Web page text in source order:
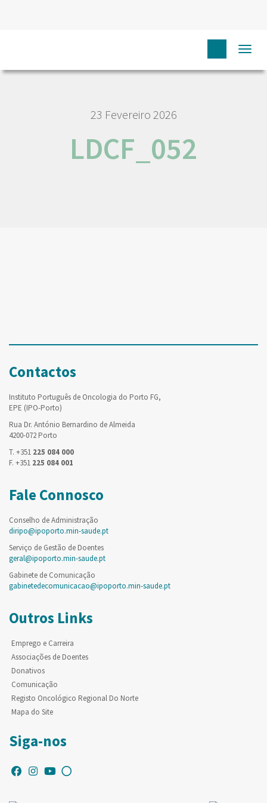
23 Fevereiro 2026
LDCF_052
Contactos
Instituto Português de Oncologia do Porto FG,
EPE (IPO-Porto)
Rua Dr. António Bernardino de Almeida
4200-072 Porto
T. +351 225 084 000
F. +351 225 084 001
Fale Connosco
Conselho de Administração
diripo@ipoporto.min-saude.pt
Serviço de Gestão de Doentes
geral@ipoporto.min-saude.pt
Gabinete de Comunicação
gabinetedecomunicacao@ipoporto.min-saude.pt
Outros Links
Emprego e Carreira
Associações de Doentes
Donativos
Comunicação
Registo Oncológico Regional Do Norte
Mapa do Site
Siga-nos